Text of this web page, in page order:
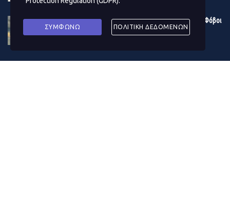
Η κρίση στην Ερυθρά Θάλασσα μουδιάζει τις αγορές – Φόβοι
για το παγκόσμιο εμπόριο – Δίνει «σήμα» το πετρέλαιο
ΣΥΜΦΩΝΩ ΠΟΛΙΤΙΚΗ ΔΕΔΟΜΕΝΩΝ